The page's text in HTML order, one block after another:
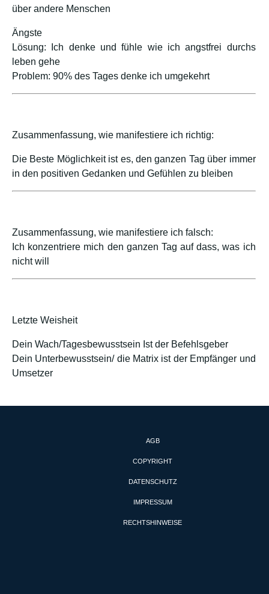
über andere Menschen
Ängste
Lösung: Ich denke und fühle wie ich angstfrei durchs
leben gehe
Problem: 90% des Tages denke ich umgekehrt
Zusammenfassung, wie manifestiere ich richtig:
Die Beste Möglichkeit ist es, den ganzen Tag über immer
in den positiven Gedanken und Gefühlen zu bleiben
Zusammenfassung, wie manifestiere ich falsch:
Ich konzentriere mich den ganzen Tag auf dass, was ich
nicht will
Letzte Weisheit
Dein Wach/Tagesbewusstsein Ist der Befehlsgeber
Dein Unterbewusstsein/ die Matrix ist der Empfänger und
Umsetzer
AGB
COPYRIGHT
DATENSCHUTZ
IMPRESSUM
RECHTSHINWEISE